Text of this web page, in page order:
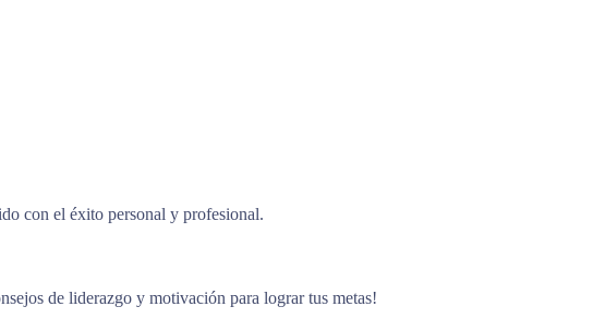
con el éxito personal y profesional.
de liderazgo y motivación para lograr tus metas!